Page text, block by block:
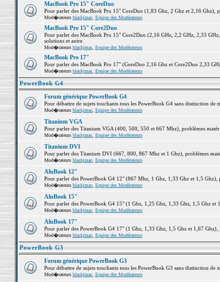
MacBook Pro 15" CoreDuo
Pour parler des MacBook Pro 15" CoreDuo (1,83 Ghz, 2 Ghz et 2,16 Ghz),
Mod�rateurs blackjmac, Equipe des Modérateurs
MacBook Pro 15" Core2Duo
Pour parler des MacBook Pro 15" Core2Duo (2,16 GHz, 2,2 GHz, 2,33
solutions et autre.
Mod�rateurs blackjmac, Equipe des Modérateurs
MacBook Pro 17"
Pour parler des MacBook Pro 17" (CoreDuo 2,16 Ghz et Core2Duo 2,33
Mod�rateurs blackjmac, Equipe des Modérateurs
PowerBook G4
Forum générique PowerBook G4
Pour débattre de sujets touchants tous les PowerBook G4 sans distinction de
Mod�rateurs blackjmac, Equipe des Modérateurs
Titanium VGA
Pour parler des Titanium VGA (400, 500, 550 et 667 Mhz), problèmes
Mod�rateurs blackjmac, Equipe des Modérateurs
Titanium DVI
Pour parler des Titanium DVI (667, 800, 867 Mhz et 1 Ghz), problèmes
Mod�rateurs blackjmac, Equipe des Modérateurs
AluBook 12"
Pour parler des PowerBook G4 12" (867 Mhz, 1 Ghz, 1,33 Ghz et 1,5 Ghz),
Mod�rateurs blackjmac, Equipe des Modérateurs
AluBook 15"
Pour parler des PowerBook G4 15" (1 Ghz, 1,25 Ghz, 1,33 Ghz, 1,5 Ghz et
Mod�rateurs blackjmac, Equipe des Modérateurs
AluBook 17"
Pour parler des PowerBook G4 17" (1 Ghz, 1,33 Ghz, 1,5 Ghz et 1,67 Ghz),
Mod�rateurs blackjmac, Equipe des Modérateurs
PowerBook G3
Forum générique PowerBook G3
Pour débattre de sujets touchants tous les PowerBook G3 sans distinction de
Mod�rateurs blackjmac, Equipe des Modérateurs